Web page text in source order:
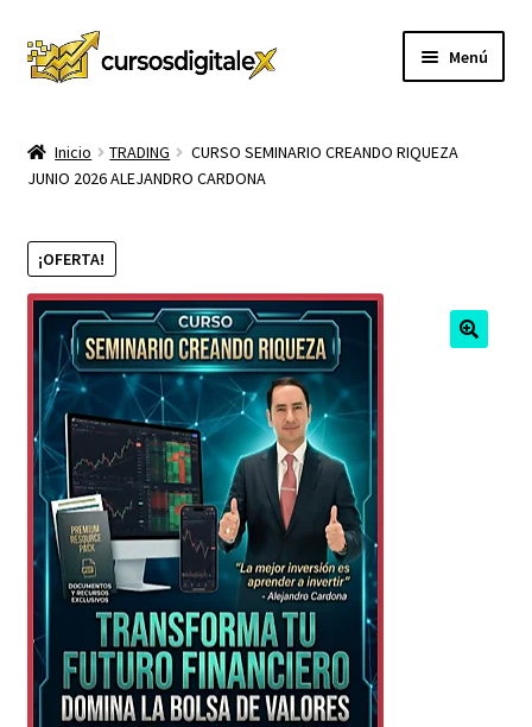
Ir
a
Ir
al
Menú
TIENDA
CURSOS
hijo
MEMBRESIA
MI CUENTA
CARRITO
CONTACTO
Inicio TRADING
CURSO SEMINARIO CREANDO RIQUEZA
JUNIO 2026 ALEJANDRO CARDONA
¡OFERTA!